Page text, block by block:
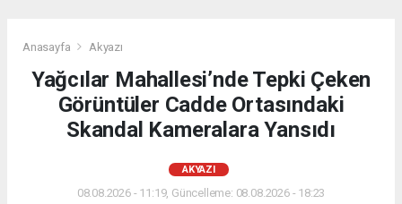
Anasayfa Akyazı
Yağcılar Mahallesi’nde Tepki Çeken
Görüntüler Cadde Ortasındaki
Skandal Kameralara Yansıdı
AKYAZI
08.08.2026 - 11:19, Güncelleme: 08.08.2026 - 18:23